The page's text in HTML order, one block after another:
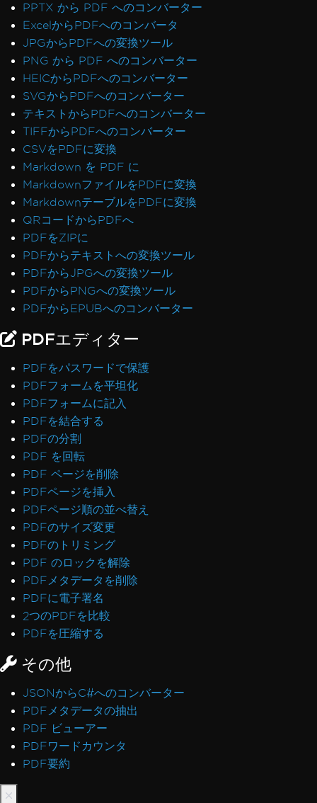
PPTX から PDF へのコンバーター
ExcelからPDFへのコンバータ
JPGからPDFへの変換ツール
PNG から PDF へのコンバーター
HEICからPDFへのコンバーター
SVGからPDFへのコンバーター
テキストからPDFへのコンバーター
TIFFからPDFへのコンバーター
CSVをPDFに変換
Markdown を PDF に
MarkdownファイルをPDFに変換
MarkdownテーブルをPDFに変換
QRコードからPDFへ
PDFをZIPに
PDFからテキストへの変換ツール
PDFからJPGへの変換ツール
PDFからPNGへの変換ツール
PDFからEPUBへのコンバーター
PDFエディター
PDFをパスワードで保護
PDFフォームを平坦化
PDFフォームに記入
PDFを結合する
PDFの分割
PDF を回転
PDF ページを削除
PDFページを挿入
PDFページ順の並べ替え
PDFのサイズ変更
PDFのトリミング
PDF のロックを解除
PDFメタデータを削除
PDFに電子署名
2つのPDFを比較
PDFを圧縮する
その他
JSONからC#へのコンバーター
PDFメタデータの抽出
PDF ビューアー
PDFワードカウンタ
PDF要約